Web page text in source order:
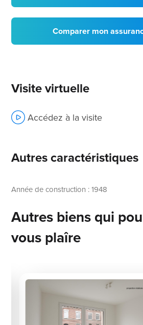
Comparer mon
Visite virtuelle
Accédez à la visite
Autres caractéristiques
Année de construction : 1948
Autres biens qui
vous plaîre